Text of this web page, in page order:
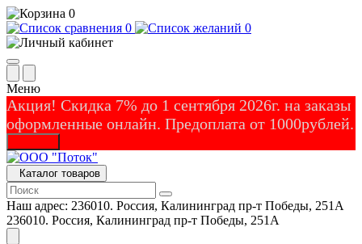
0
0
0
Меню
Акция! Скидка 7% до 1 сентября 2026г. на заказы
оформленные онлайн. Предоплата от 1000рублей.
Каталог товаров
Наш адрес: 236010. Россия, Калининград пр-т Победы, 251А
236010. Россия, Калининград пр-т Победы, 251А